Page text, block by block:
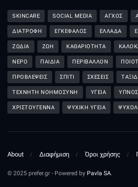
SKINCARE SOCIAL MEDIA ΑΓΧΟΣ
ΔΙΑΤΡΟΦΗ ΕΓΚΕΦΑΛΟΣ ΕΛΛΑΔΑ
ΖΩΔΙΑ ΖΩΗ ΚΑΘΑΡΙΟΤΗΤΑ
ΝΕΡΟ ΠΑΙΔΙΑ ΠΕΡΙΒΑΛΛΟΝ
ΠΡΟΒΛΕΨΕΙΣ ΣΠΙΤΙ ΣΧΕΣΕΙΣ
ΤΕΧΝΗΤΗ ΝΟΗΜΟΣΥΝΗ ΥΓΕΙΑ ΥΠΝΟΣ
ΧΡΙΣΤΟΥΓΕΝΝΑ ΨΥΧΙΚΗ ΥΓΕΙΑ
About Διαφήμιση Όροι χρήσης
© 2025 prefer.gr - Powered by Pavla SA